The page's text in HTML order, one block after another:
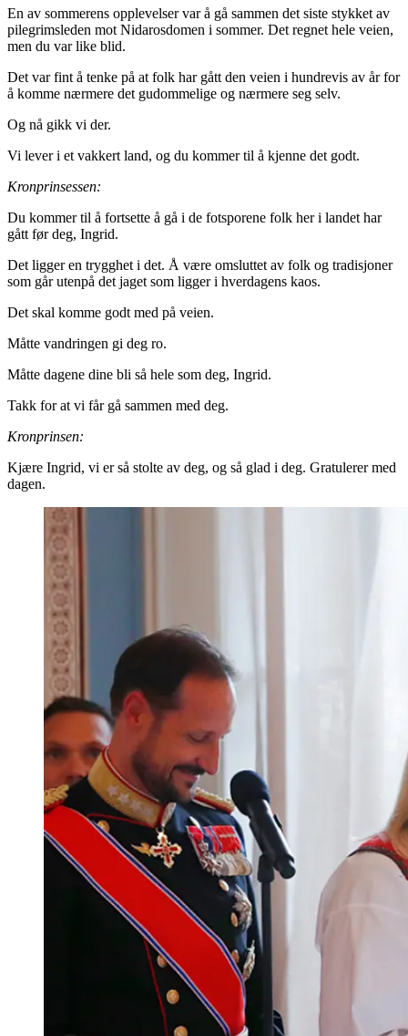
En av sommerens opplevelser var å gå sammen det siste stykket av
pilegrimsleden mot Nidarosdomen i sommer. Det regnet hele veien,
men du var like blid.
Det var fint å tenke på at folk har gått den veien i hundrevis av år for
å komme nærmere det gudommelige og nærmere seg selv.
Og nå gikk vi der.
Vi lever i et vakkert land, og du kommer til å kjenne det godt.
Kronprinsessen:
Du kommer til å fortsette å gå i de fotsporene folk her i landet har
gått før deg, Ingrid.
Det ligger en trygghet i det. Å være omsluttet av folk og tradisjoner
som går utenpå det jaget som ligger i hverdagens kaos.
Det skal komme godt med på veien.
Måtte vandringen gi deg ro.
Måtte dagene dine bli så hele som deg, Ingrid.
Takk for at vi får gå sammen med deg.
Kronprinsen:
Kjære Ingrid, vi er så stolte av deg, og så glad i deg. Gratulerer med
dagen.